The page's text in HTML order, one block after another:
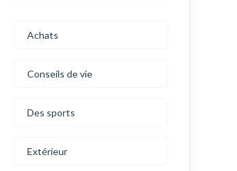
Achats
Conseils de vie
Des sports
Extérieur